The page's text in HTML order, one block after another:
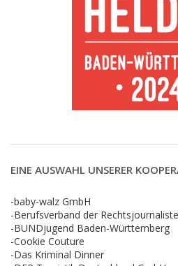
EINE AUSWAHL UNSERER
-baby-walz GmbH
-Berufsverband der
-BUNDjugend Baden-Württemberg
-Cookie Couture
-Das Kriminal Dinner